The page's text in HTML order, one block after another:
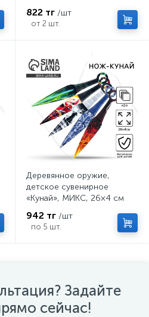
822 тг /шт
от 2 шт.
Деревянное оружие,
детское сувенирное
«Кунай», МИКС, 26×4 см
942 тг /шт
по 5 шт.
Задайте
сейчас!